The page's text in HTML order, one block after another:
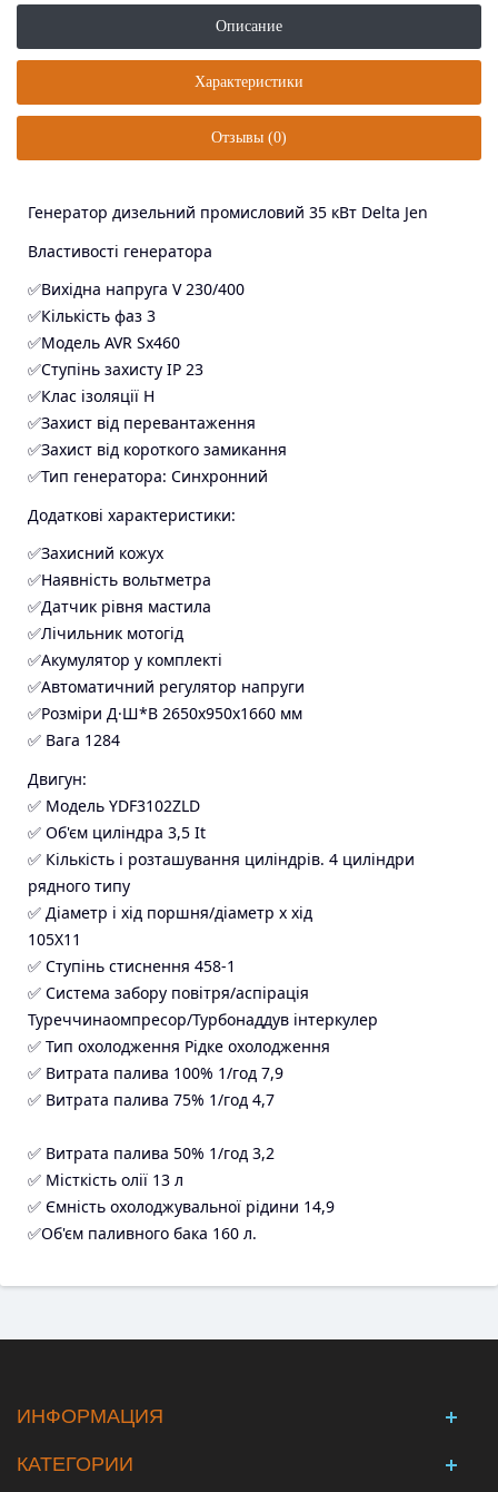
Описание
Характеристики
Отзывы (0)
Генератор дизельний промисловий 35 кВт Delta Jen
Властивості генератора
✅Вихідна напруга V 230/400
✅Кількість фаз 3
✅Модель AVR Sx460
✅Ступінь захисту IP 23
✅Клас ізоляції H
✅Захист від перевантаження
✅Захист від короткого замикання
✅Тип генератора: Синхронний
Додаткові характеристики:
✅Захисний кожух
✅Наявність вольтметра
✅Датчик рівня мастила
✅Лічильник мотогід
✅Акумулятор у комплекті
✅Автоматичний регулятор напруги
✅Розміри Д·Ш*В 2650x950x1660 мм
✅ Вага 1284
Двигун:
✅ Модель YDF3102ZLD
✅ Об'єм циліндра 3,5 It
✅ Кількість і розташування циліндрів. 4 циліндри
рядного типу
✅ Діаметр і хід поршня/діаметр х хід
105X11
✅ Ступінь стиснення 458-1
✅ Система забору повітря/аспірація
Туреччинаомпресор/Турбонаддув інтеркулер
✅ Тип охолодження Рідке охолодження
✅ Витрата палива 100% 1/год 7,9
✅ Витрата палива 75% 1/год 4,7
✅ Витрата палива 50% 1/год 3,2
✅ Місткість олії 13 л
✅ Ємність охолоджувальної рідини 14,9
✅Об'єм паливного бака 160 л.
ИНФОРМАЦИЯ
КАТЕГОРИИ